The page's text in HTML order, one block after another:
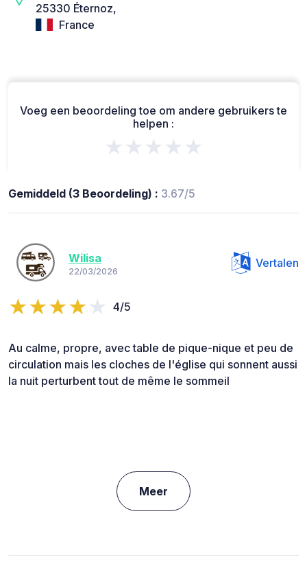
25330 Éternoz,
France
Voeg een beoordeling toe om andere gebruikers te
helpen :
★★★★★
Gemiddeld (3 Beoordeling) : 3.67/5
Wilisa
22/03/2026
Vertalen
4/5
Au calme, propre, avec table de pique-nique et peu de
circulation mais les cloches de l'église qui sonnent aussi
la nuit perturbent tout de même le sommeil
Meer